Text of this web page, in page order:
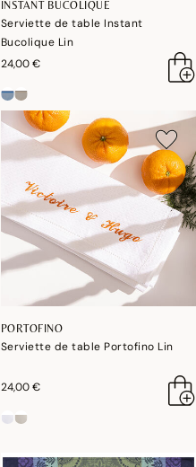
INSTANT BUCOLIQUE
Serviette de table Instant
Bucolique Lin
24,00 €
PORTOFINO
Serviette de table Portofino Lin
24,00 €